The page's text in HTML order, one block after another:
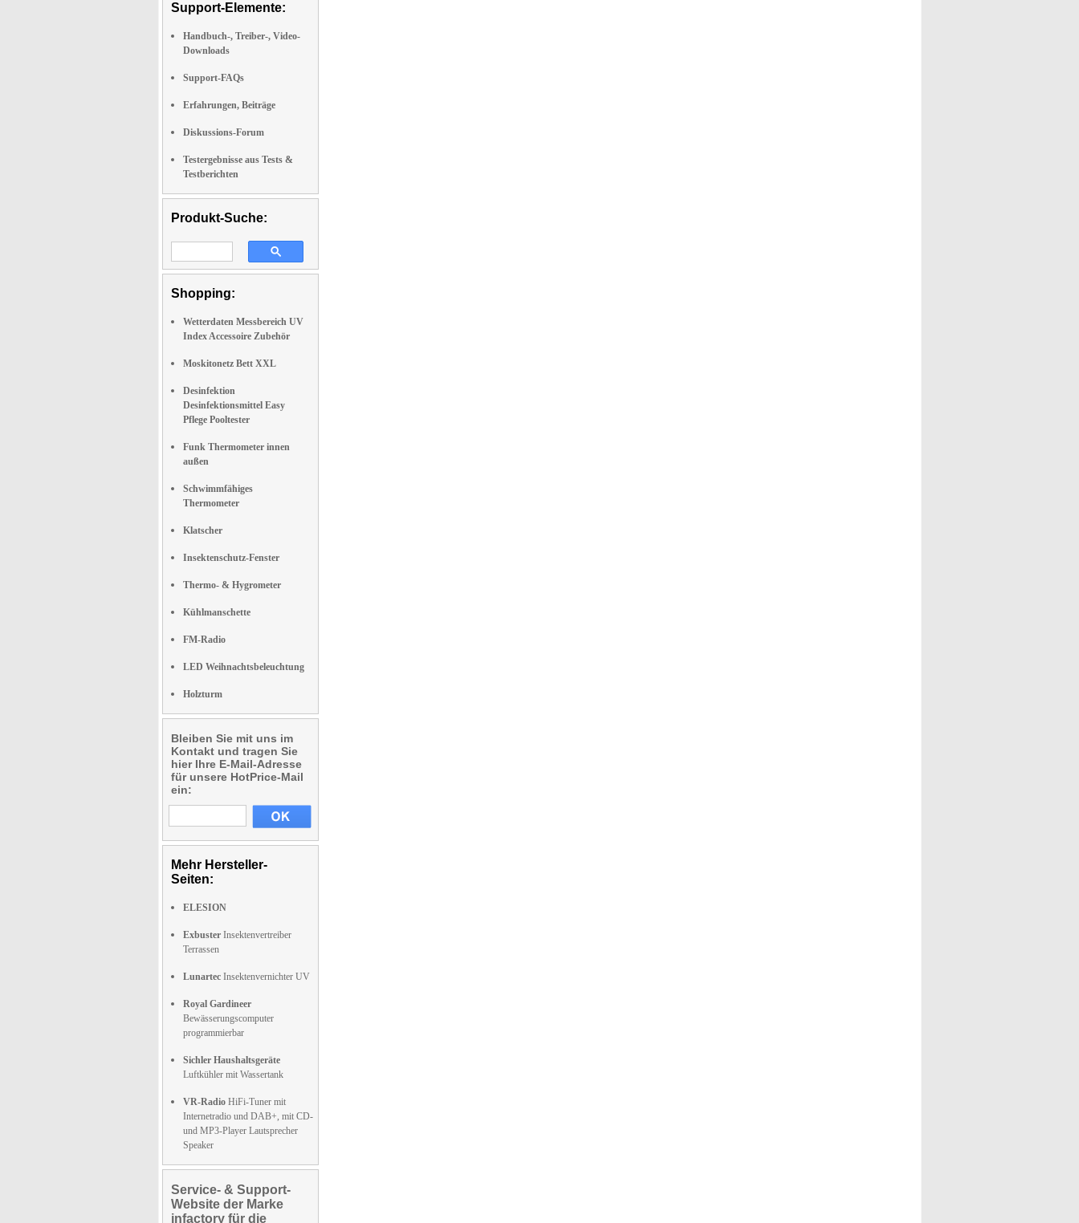
Support-Elemente:
Handbuch-, Treiber-, Video-
Downloads
Support-FAQs
Erfahrungen, Beiträge
Diskussions-Forum
Testergebnisse aus Tests &
Testberichten
Produkt-Suche:
Shopping:
Wetterdaten Messbereich UV
Index Accessoire Zubehör
Moskitonetz Bett XXL
Desinfektion
Desinfektionsmittel Easy
Pflege Pooltester
Funk Thermometer innen
außen
Schwimmfähiges
Thermometer
Klatscher
Insektenschutz-Fenster
Thermo- & Hygrometer
Kühlmanschette
FM-Radio
LED Weihnachtsbeleuchtung
Holzturm
Bleiben Sie mit uns im
Kontakt und tragen Sie
hier Ihre E-Mail-Adresse
für unsere HotPrice-Mail
ein:
Mehr Hersteller-
Seiten:
ELESION
Exbuster Insektenvertreiber
Terrassen
Lunartec Insektenvernichter UV
Royal Gardineer
Bewässerungscomputer
programmierbar
Sichler Haushaltsgeräte
Luftkühler mit Wassertank
VR-Radio HiFi-Tuner mit
Internetradio und DAB+, mit CD-
und MP3-Player Lautsprecher
Speaker
Service- & Support-
Website der Marke
infactory für die